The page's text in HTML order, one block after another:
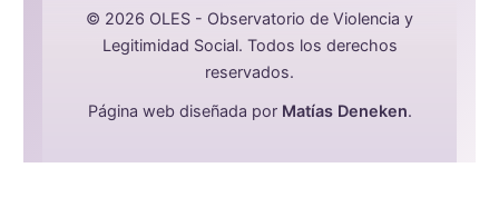
© 2026 OLES - Observatorio de Violencia y
Legitimidad Social. Todos los derechos
reservados.
Página web diseñada por Matías Deneken.